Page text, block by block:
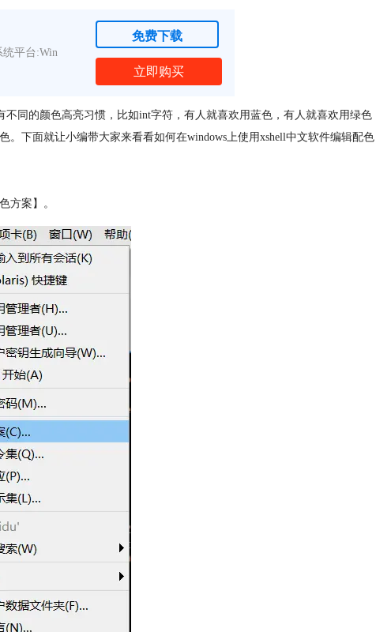
统平台:Win
免费下载
立即购买
同的颜色高亮习惯，比如int字符，有人就喜欢用蓝色，有人就喜欢用绿色
下面就让小编带大家来看看如何在windows上使用xshell中文软件编辑配色
方案】。